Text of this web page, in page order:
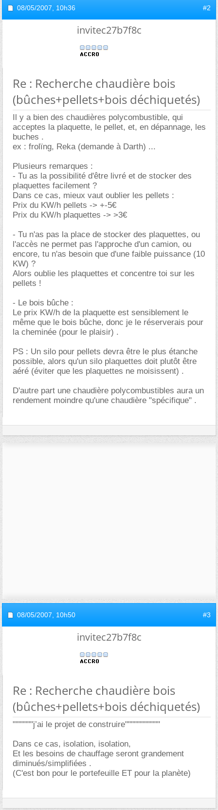
08/05/2007, 10h36 #2
invitec27b7f8c
Re : Recherche chaudière bois
(bûches+pellets+bois déchiquetés)
Il y a bien des chaudières polycombustible, qui
acceptes la plaquette, le pellet, et, en dépannage, les
buches .
ex : frolïng, Reka (demande à Darth) ...
Plusieurs remarques :
- Tu as la possibilité d'être livré et de stocker des
plaquettes facilement ?
Dans ce cas, mieux vaut oublier les pellets :
Prix du KW/h pellets -> +-5
Prix du KW/h plaquettes -> >3
- Tu n'as pas la place de stocker des plaquettes, ou
l'accès ne permet pas l'approche d'un camion, ou
encore, tu n'as besoin que d'une faible puissance (10
KW) ?
Alors oublie les plaquettes et concentre toi sur les
pellets !
- Le bois bûche :
Le prix KW/h de la plaquette est sensiblement le
même que le bois bûche, donc je le réserverais pour
la cheminée (pour le plaisir) .
PS : Un silo pour pellets devra être le plus étanche
possible, alors qu'un silo plaquettes doit plutôt être
aéré (éviter que les plaquettes ne moisissent) .
D'autre part une chaudière polycombustibles aura un
rendement moindre qu'une chaudière "spécifique" .
08/05/2007, 10h50 #3
invitec27b7f8c
Re : Recherche chaudière bois
(bûches+pellets+bois déchiquetés)
"""""""j’ai le projet de construire""""""""""""
Dans ce cas, isolation, isolation,
Et les besoins de chauffage seront grandement
diminués/simplifiées .
(C'est bon pour le portefeuille ET pour la planète)